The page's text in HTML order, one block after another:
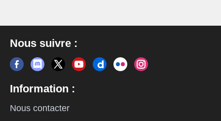
Nous suivre :
Information :
Nous contacter